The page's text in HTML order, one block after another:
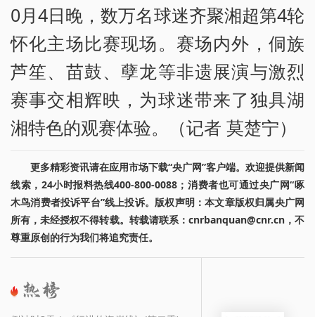
0月4日晚，数万名球迷齐聚湘超第4轮
怀化主场比赛现场。赛场内外，侗族
芦笙、苗鼓、孽龙等非遗展演与激烈
赛事交相辉映，为球迷带来了独具湖
湘特色的观赛体验。（记者 莫楚宁）
更多精彩资讯请在应用市场下载“央广网”客户端。欢迎提供新闻
线索，24小时报料热线400-800-0088；消费者也可通过央广网“啄
木鸟消费者投诉平台”线上投诉。版权声明：本文章版权归属央广网
所有，未经授权不得转载。转载请联系：cnrbanquan@cnr.cn，不
尊重原创的行为我们将追究责任。